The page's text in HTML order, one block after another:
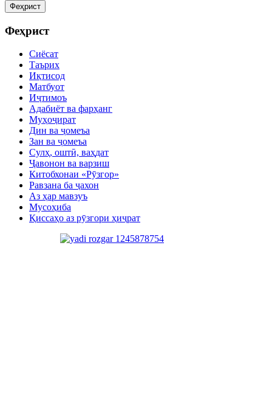
Феҳрист
Феҳрист
Сиёсат
Таърих
Иқтисод
Матбуот
Иҷтимоъ
Адабиёт ва фарҳанг
Муҳоҷират
Дин ва ҷомеъа
Зан ва ҷомеъа
Сулҳ, оштӣ, ваҳдат
Ҷавонон ва варзиш
Китобхонаи «Рӯзгор»
Равзана ба ҷахон
Аз ҳар мавзуъ
Мусоҳиба
Қиссаҳо аз рӯзгори ҳиҷрат